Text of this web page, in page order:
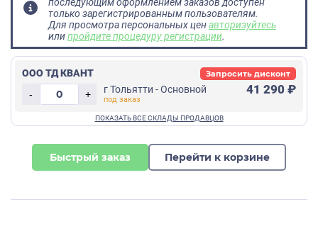
только зарегистрированным пользователям.
Для просмотра персональных ценавторизуйтесь
илипройдите процедуру регистрации.
ООО ТД КВАНТ
-
+ г Тольятти - Основной 41 290 ₽
Запросить дисконт
Быстрый заказ Перейти к корзине